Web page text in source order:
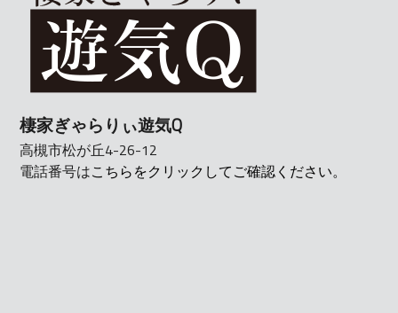
棲家ぎゃらりぃ遊気Q
高槻市松が丘4-26-12
電話番号はこちらをクリックしてご確認ください。